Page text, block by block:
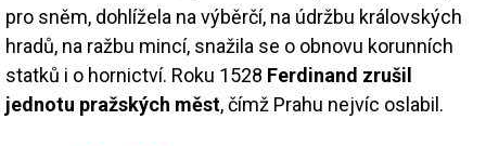
pro sněm, dohlížela na výběrčí, na údržbu královských
hradů, na ražbu mincí, snažila se o obnovu korunních
statků i o hornictví. Roku 1528 Ferdinand zrušil
jednotu pražských měst, čímž Prahu nejvíc oslabil.